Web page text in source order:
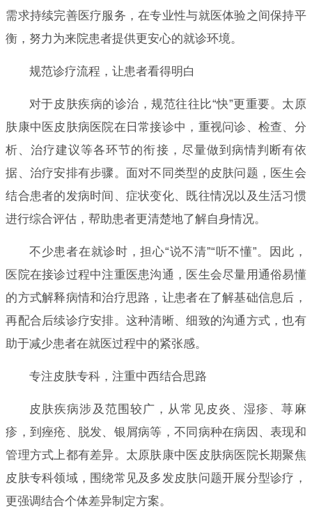
需求持续完善医疗服务，在专业性与就医体验之间保持平
衡，努力为来院患者提供更安心的就诊环境。
规范诊疗流程，让患者看得明白
对于皮肤疾病的诊治，规范往往比“快”更重要。太原
肤康中医皮肤病医院在日常接诊中，重视问诊、检查、分
析、治疗建议等各环节的衔接，尽量做到病情判断有依
据、治疗安排有步骤。面对不同类型的皮肤问题，医生会
结合患者的发病时间、症状变化、既往情况以及生活习惯
进行综合评估，帮助患者更清楚地了解自身情况。
不少患者在就诊时，担心“说不清”“听不懂”。因此，
医院在接诊过程中注重医患沟通，医生会尽量用通俗易懂
的方式解释病情和治疗思路，让患者在了解基础信息后，
再配合后续诊疗安排。这种清晰、细致的沟通方式，也有
助于减少患者在就医过程中的紧张感。
专注皮肤专科，注重中西结合思路
皮肤疾病涉及范围较广，从常见皮炎、湿疹、荨麻
疹，到痤疮、脱发、银屑病等，不同病种在病因、表现和
管理方式上都有差异。太原肤康中医皮肤病医院长期聚焦
皮肤专科领域，围绕常见及多发皮肤问题开展分型诊疗，
更强调结合个体差异制定方案。